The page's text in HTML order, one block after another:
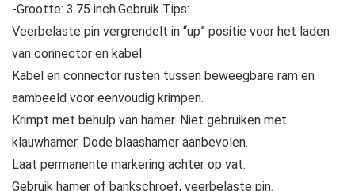
-Grootte: 3.75 inch.Gebruik Tips:
Veerbelaste pin vergrendelt in “up” positie voor het laden
van connector en kabel.
Kabel en connector rusten tussen beweegbare ram en
aambeeld voor eenvoudig krimpen.
Krimpt met behulp van hamer. Niet gebruiken met
klauwhamer. Dode blaashamer aanbevolen.
Laat permanente markering achter op vat.
Gebruik hamer of bankschroef, veerbelaste pin.